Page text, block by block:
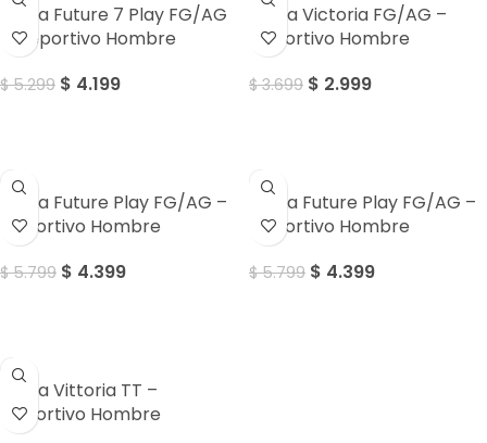
Puma Future 7 Play FG/AG
– Deportivo Hombre
$5.299 $ 4.199
Puma Victoria FG/AG –
Deportivo Hombre
$3.699 $ 2.999
Puma Future Play FG/AG –
Deportivo Hombre
$5.799 $ 4.399
Puma Future Play FG/AG –
Deportivo Hombre
$5.799 $ 4.399
Puma Vittoria TT –
Deportivo Hombre